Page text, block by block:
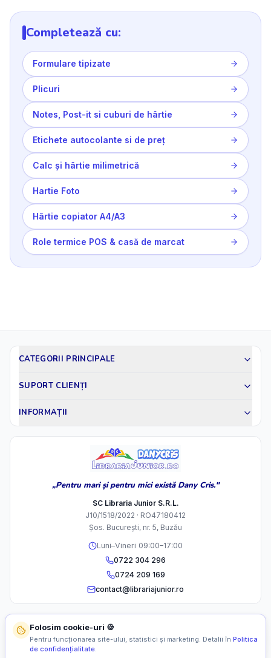
Completează cu:
Formulare tipizate
Plicuri
Notes, Post-it si cuburi de hârtie
Etichete autocolante si de preț
Calc și hârtie milimetrică
Hartie Foto
Hârtie copiator A4/A3
Role termice POS & casă de marcat
CATEGORII PRINCIPALE
SUPORT CLIENȚI
INFORMAȚII
„Pentru mari și pentru mici există Dany Cris."
SC Libraria Junior S.R.L.
J10/1518/2022 · RO47180412
Șos. București, nr. 5, Buzău
Luni–Vineri 09:00–17:00
0722 304 296
0724 209 169
contact@librariajunior.ro
Folosim cookie-uri 🍪
Pentru funcționarea site-ului, statistici și marketing. Detalii în Politica
de confidențialitate.